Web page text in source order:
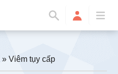
» Viêm tụy cấp